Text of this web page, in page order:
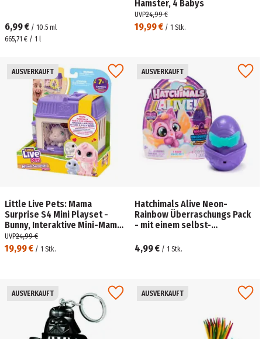
6,99 € / 10.5 ml
665,71 € / 1 l
Hamster, 4 Babys
19,99 € / 1 Stk.
UVP24,99 €
AUSVERKAUFT
Little Live Pets: Mama
Surprise S4 Mini Playset -
Bunny, Interaktive Mini-Mama
mit 4 Babys
19,99 € / 1 Stk.
UVP24,99 €
AUSVERKAUFT
Hatchimals Alive Neon-
Rainbow Überraschungs Pack
- mit einem selbst-
Überraschungsfigur
4,99 € / 1 Stk.
AUSVERKAUFT AUSVERKAUFT